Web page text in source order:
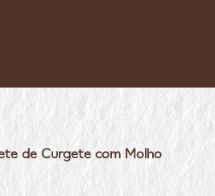
de Curgete com Molho